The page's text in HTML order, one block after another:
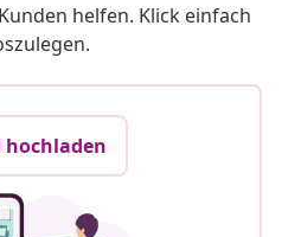
helfen. Klick einfach
hochladen